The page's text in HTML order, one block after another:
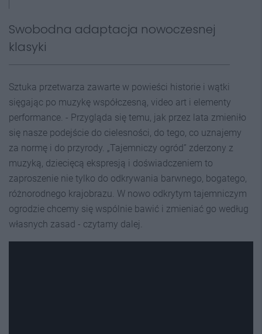
Swobodna adaptacja nowoczesnej
klasyki
Sztuka przetwarza zawarte w powieści historie i wątki
sięgając po muzykę współczesną, video art i elementy
performance. - Przygląda się temu, jak przez lata zmieniło
się nasze podejście do cielesności, do tego, co uznajemy
za normę i do przyrody. „Tajemniczy ogród” zderzony z
muzyką, dziecięcą ekspresją i doświadczeniem to
zaproszenie nie tylko do odkrywania barwnego, bogatego,
różnorodnego krajobrazu. W nowo odkrytym tajemniczym
ogrodzie chcemy się wspólnie bawić i zmieniać go według
własnych zasad - czytamy dalej.